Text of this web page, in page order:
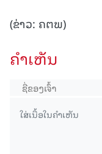
(ຂ່າວ: ຄຕພ)
ຄໍາເຫັນ